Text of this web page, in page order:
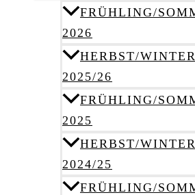
FRÜHLING/
2026
HERBST/WINTER
2025/26
FRÜHLING/
2025
HERBST/WINTER
2024/25
FRÜHLING/